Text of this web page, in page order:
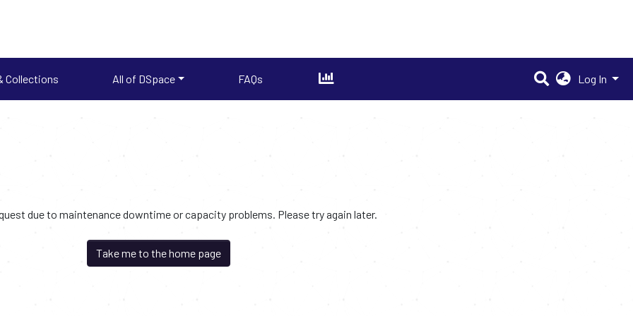
Collections All of DSpace FAQs Log In
due to maintenance downtime or capacity problems. Please try again later.
Take me to the home page